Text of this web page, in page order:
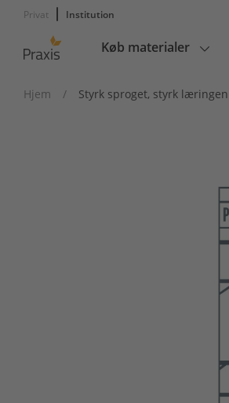
Privat Institution
Main
Køb materialer
Hjem / Styrk sproget, styrk læringen